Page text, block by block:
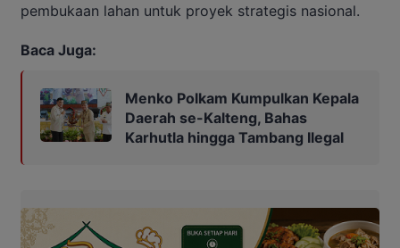
pembukaan lahan untuk proyek strategis nasional.
Baca Juga:
Menko Polkam Kumpulkan Kepala
Daerah se-Kalteng, Bahas
Karhutla hingga Tambang Ilegal